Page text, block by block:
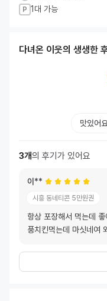
P 1대 가능
다녀온 이웃의 생생한
맛있어요
3개의 후기가 있어요
이**
시흥 동네티콘 5만원권
항상 포장해서 먹는데
풍치킨먹는데 마싯네여